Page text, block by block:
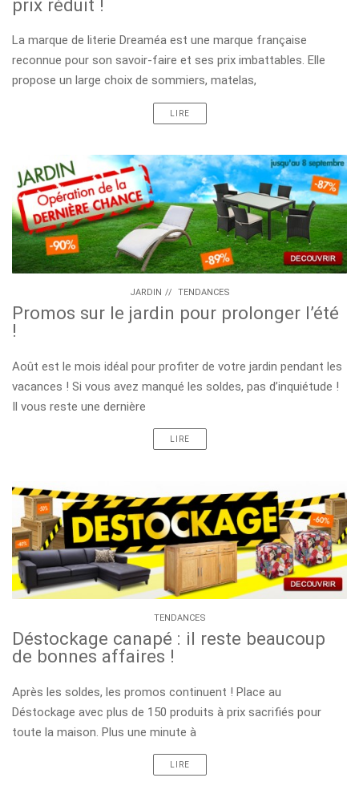
prix réduit !
La marque de literie Dreaméa est une marque française
reconnue pour son savoir-faire et ses prix imbattables. Elle
propose un large choix de sommiers, matelas,
LIRE
JARDIN // TENDANCES
Promos sur le jardin pour prolonger l’été
!
Août est le mois idéal pour profiter de votre jardin pendant les
vacances ! Si vous avez manqué les soldes, pas d’inquiétude !
Il vous reste une dernière
LIRE
TENDANCES
Déstockage canapé : il reste beaucoup
de bonnes affaires !
Après les soldes, les promos continuent ! Place au
Déstockage avec plus de 150 produits à prix sacrifiés pour
toute la maison. Plus une minute à
LIRE